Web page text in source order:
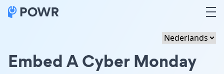
Embed A Cyber Monday